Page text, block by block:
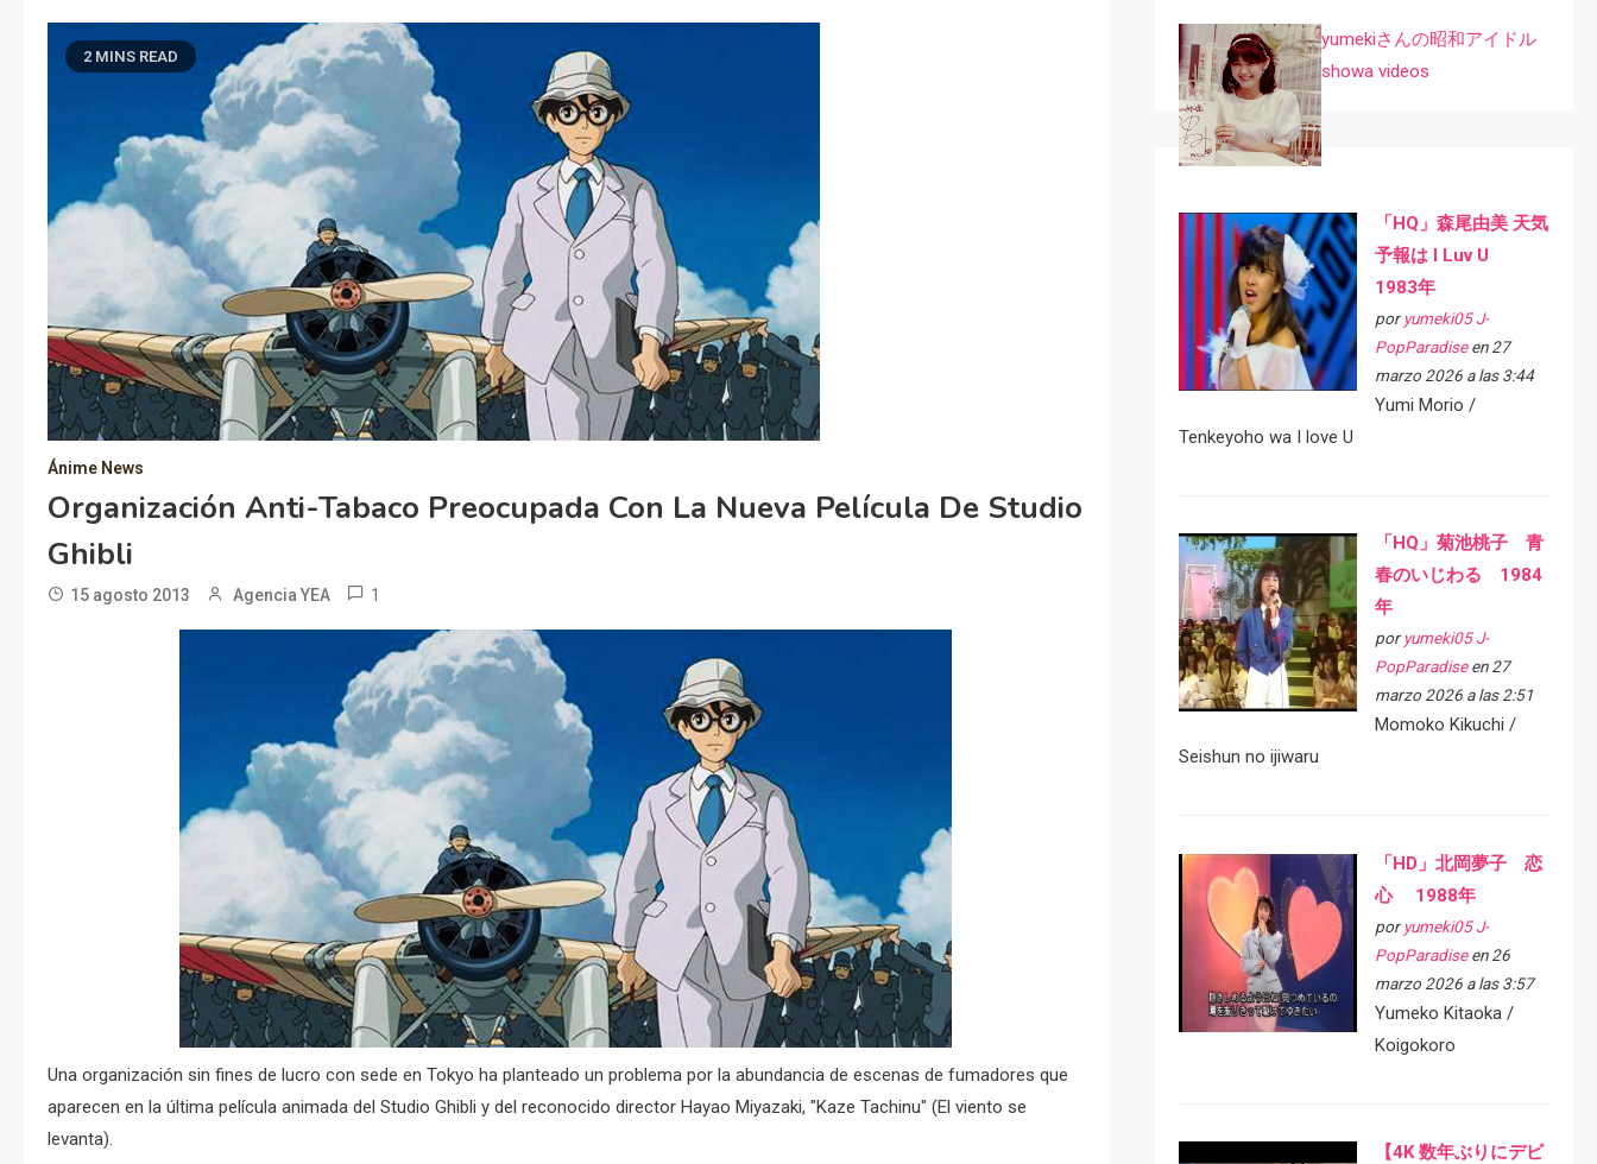
2 MINS READ
Ánime News
Organización Anti-Tabaco Preocupada Con La Nueva Película De Studio
Ghibli
15 agosto 2013 Agencia YEA 1
Una organización sin fines de lucro con sede en Tokyo ha planteado un problema por la abundancia de escenas de fumadores que
aparecen en la última película animada del Studio Ghibli y del reconocido director Hayao Miyazaki, "Kaze Tachinu" (El viento se
levanta).
yumekiさんの昭和アイドル
showa videos
「HQ」森尾由美 天気
予報は I Luv U
1983年
por yumeki05 J-
PopParadiseen 27
marzo 2026 a las 3:44
Yumi Morio /
Tenkeyoho wa I love U
「HQ」菊池桃子 青
春のいじわる 1984
年
por yumeki05 J-
PopParadiseen 27
marzo 2026 a las 2:51
Momoko Kikuchi /
Seishun no ijiwaru
「HD」北岡夢子 恋
心 1988年
por yumeki05 J-
PopParadiseen 26
marzo 2026 a las 3:57
Yumeko Kitaoka /
Koigokoro
【4K 数年ぶりにデビ